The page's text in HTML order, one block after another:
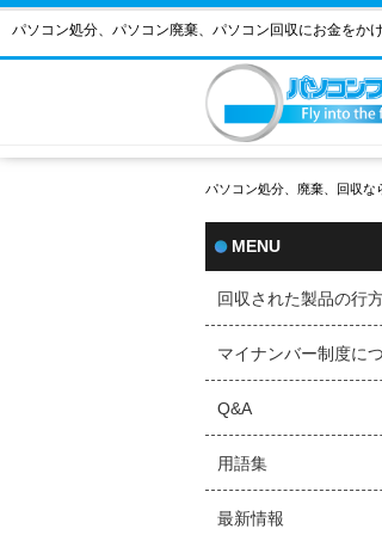
パソコン処分、パソコン廃棄、パソコン回収にお金をか
パソコン処分、廃棄、回収な
MENU
回収された製品の行
マイナンバー制度に
Q&A
用語集
最新情報